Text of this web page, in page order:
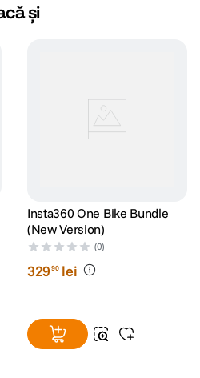
și
Insta360 One Bike Bundle
(New Version)
(0)
32990 lei